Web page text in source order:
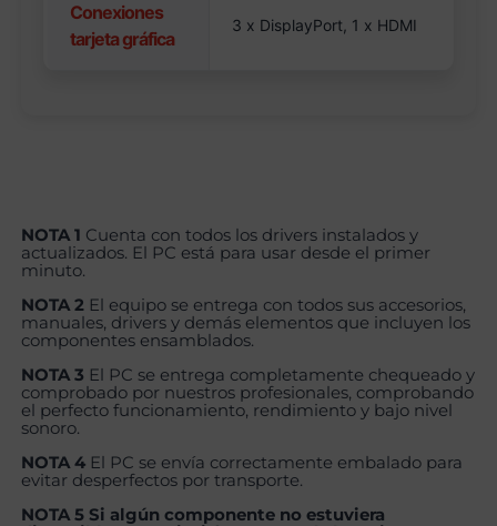
Conexiones
tarjeta gráfica
3 x DisplayPort, 1 x HDMI
NOTA 1 Cuenta con todos los drivers instalados y
actualizados. El PC está para usar desde el primer
minuto.
NOTA 2 El equipo se entrega con todos sus accesorios,
manuales, drivers y demás elementos que incluyen los
componentes ensamblados.
NOTA 3 El PC se entrega completamente chequeado y
comprobado por nuestros profesionales, comprobando
el perfecto funcionamiento, rendimiento y bajo nivel
sonoro.
NOTA 4 El PC se envía correctamente embalado para
evitar desperfectos por transporte.
NOTA 5 Si algún componente no estuviera